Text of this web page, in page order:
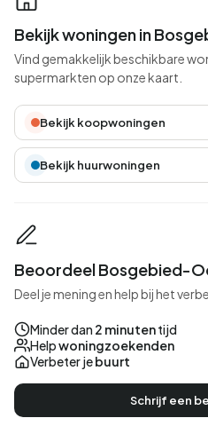
Bekijk woningen in
Vind gemakkelijk beschikbare
supermarkten op onze kaart.
Bekijk koopwoningen
Bekijk huurwoningen
Beoordeel Bosgebied-
Deel je mening en help bij het
Minder dan 2 minutentijd
Helpwoningzoekenden
Verbeter jebuurt
Schrijf een